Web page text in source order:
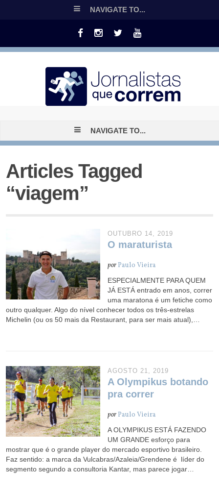
NAVIGATE TO...
NAVIGATE TO...
Articles Tagged
“viagem”
OUTUBRO 14, 2019
O maraturista
porPaulo Vieira
ESPECIALMENTE PARA QUEM
JÁ ESTÁ entrado em anos, correr
uma maratona é um fetiche como
outro qualquer. Algo do nível conhecer todos os três-estrelas
Michelin (ou os 50 mais da Restaurant, para ser mais atual),…
AGOSTO 21, 2019
A Olympikus botando
pra correr
porPaulo Vieira
A OLYMPIKUS ESTÁ FAZENDO
UM GRANDE esforço para
mostrar que é o grande player do mercado esportivo brasileiro.
Faz sentido: a marca da Vulcabras/Azaleia/Grendene é líder do
segmento segundo a consultoria Kantar, mas parece jogar…